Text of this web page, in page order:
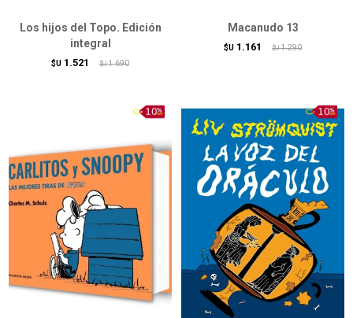
Los hijos del Topo. Edición
integral
$U 1.521 $U 1.690
Macanudo 13
$U 1.161 $U 1.290